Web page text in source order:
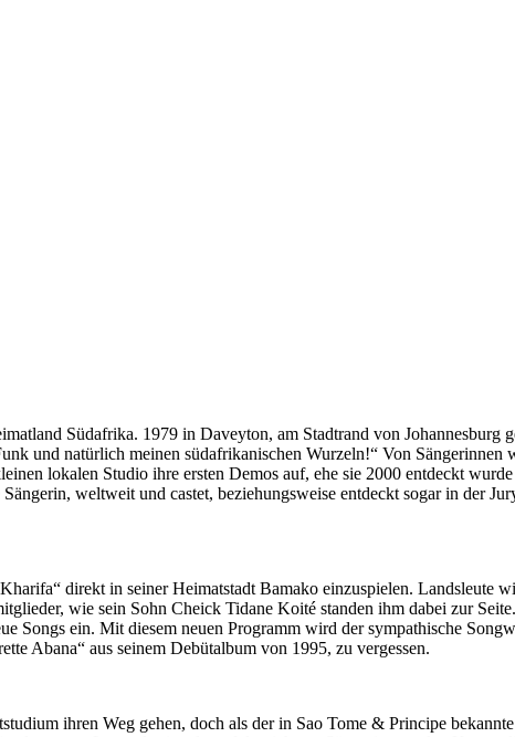
Südafrika. 1979 in Daveyton, am Stadtrand von Johannesburg
und natürlich meinen südafrikanischen Wurzeln!“ Von
lokalen Studio ihre ersten Demos auf, ehe sie 2000 entdeckt
weltweit und castet, beziehungsweise entdeckt sogar in der
direkt in seiner Heimatstadt Bamako einzuspielen. Landsleute
wie sein Sohn Cheick Tidane Koité standen ihm dabei zur
Songs ein. Mit diesem neuen Programm wird der sympathische
Abana“ aus seinem Debütalbum von 1995, zu vergessen.
ihren Weg gehen, doch als der in Sao Tome & Principe